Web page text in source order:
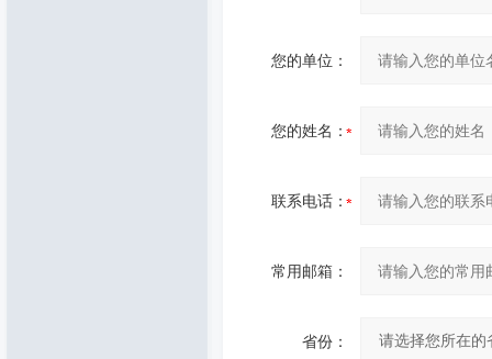
您的单位：
您的姓名：
联系电话：
常用邮箱：
省份：